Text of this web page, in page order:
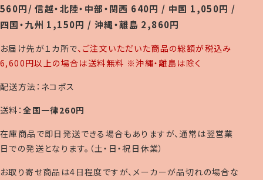
560円/ 信越・北陸・中部・関西 640円 / 中国 1,050円 /
四国・九州 1,150円 / 沖縄・離島 2,860円
お届け先が１カ所で、ご注文いただいた商品の総額が税込み
6,600円以上の場合は送料無料 ※沖縄・離島は除く
配送方法：ネコポス
送料：全国一律260円
在庫商品で即日発送できる場合もありますが、通常は翌営業
日での発送となります。（土・日・祝日休業）
お取り寄せ商品は4日程度ですが、メーカーが品切れの場合な